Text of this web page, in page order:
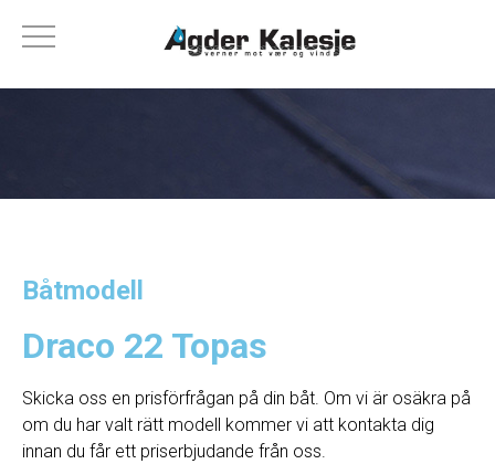
Båtmodell
Draco 22 Topas
Skicka oss en prisförfrågan på din båt. Om vi ​​är osäkra på
om du har valt rätt modell kommer vi att kontakta dig
innan du får ett priserbjudande från oss.